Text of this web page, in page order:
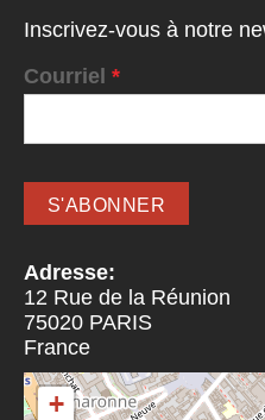
Inscrivez-vous à notre
Courriel *
Adresse:
12 Rue de la Réunion
75020 PARIS
France
+